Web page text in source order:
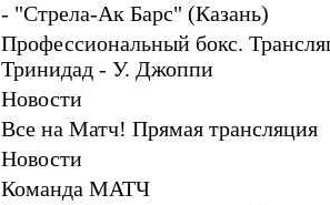
- "Стрела-Ак Барс" (Казань)
Профессиональный бокс.
Тринидад - У. Джоппи
Новости
Все на Матч! Прямая трансляция
Новости
Команда МАТЧ